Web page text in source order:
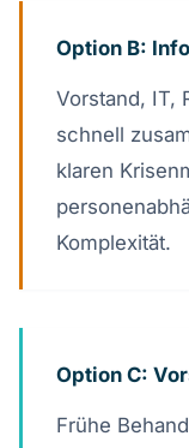
Option B:
Vorstand, IT,
schnell
klaren
Komplexität.
Option C:
Frühe